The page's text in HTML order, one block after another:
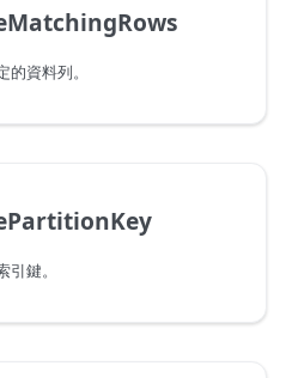
資料列。
鍵。